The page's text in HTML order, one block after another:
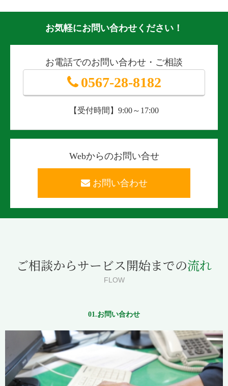
お気軽にお問い合わせください！
お電話でのお問い合わせ・ご相談
0567-28-8182
【受付時間】9:00～17:00
Webからのお問い合せ
お問い合わせ
ご相談からサービス開始までの流れ
FLOW
01.お問い合わせ